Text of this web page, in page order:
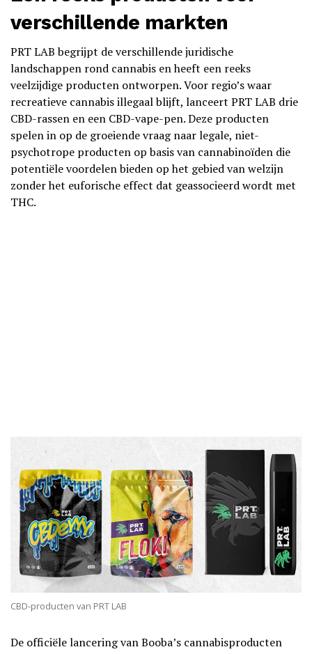
verschillende markten
PRT LAB begrijpt de verschillende juridische
landschappen rond cannabis en heeft een reeks
veelzijdige producten ontworpen. Voor regio’s waar
recreatieve cannabis illegaal blijft, lanceert PRT LAB drie
CBD-rassen en een CBD-vape-pen. Deze producten
spelen in op de groeiende vraag naar legale, niet-
psychotrope producten op basis van cannabinoïden die
potentiële voordelen bieden op het gebied van welzijn
zonder het euforische effect dat geassocieerd wordt met
THC.
CBD-producten van PRT LAB
De officiële lancering van Booba’s cannabisproducten